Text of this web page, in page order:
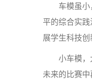
车模虽
平的综合实
展学生科技创
小车模
未来的比赛